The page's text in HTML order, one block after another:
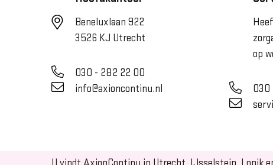
Beneluxlaan 922
3526 KJ Utrecht
030 - 282 22 00
info@axioncontinu.nl
op
030